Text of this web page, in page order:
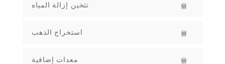
تثخين إزالة المياه
استخراج الذهب
معدات إضافية